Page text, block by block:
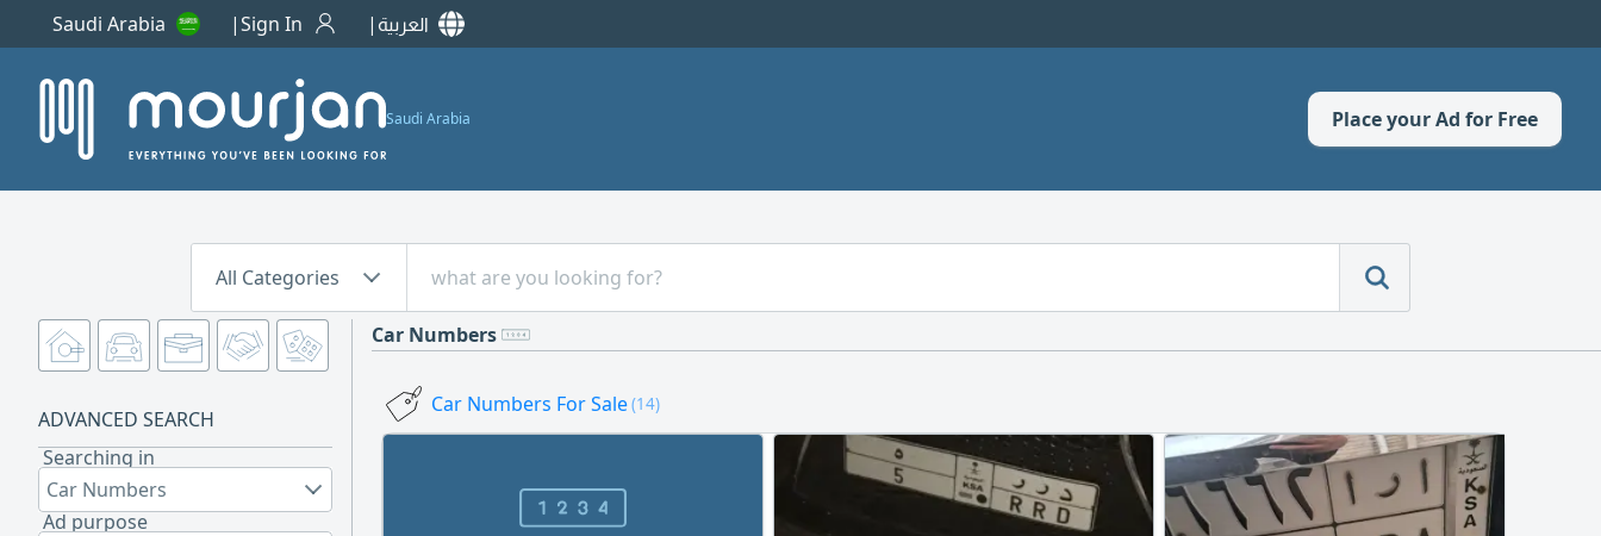
Saudi Arabia Sign In العربية
Saudi Arabia Place your Ad for Free
All Categories
ADVANCED SEARCH
Searching in
Car Numbers
Ad purpose
Car Numbers
Car Numbers For Sale(14)